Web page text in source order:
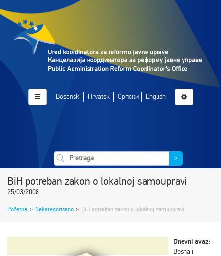
Bosanski Hrvatski Српски English
>
BiH potreban zakon o lokalnoj samoupravi
25/03/2008
Početna > Nekategorisano > BiH potreban zakon o lokalnoj samoupravi
Dnevni avaz:
Bosna i